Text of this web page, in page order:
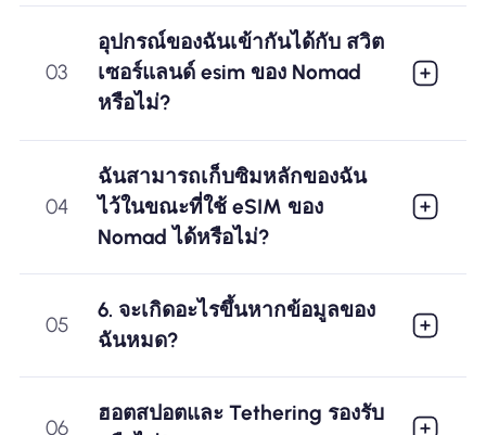
03
อุปกรณ์ของฉันเข้ากันได้กับ สวิต
เซอร์แลนด์ esim ของ Nomad
หรือไม่?
04
ฉันสามารถเก็บซิมหลักของฉัน
ไว้ในขณะที่ใช้ eSIM ของ
Nomad ได้หรือไม่?
05
6. จะเกิดอะไรขึ้นหากข้อมูลของ
ฉันหมด?
06
ฮอตสปอตและ Tethering รองรับ